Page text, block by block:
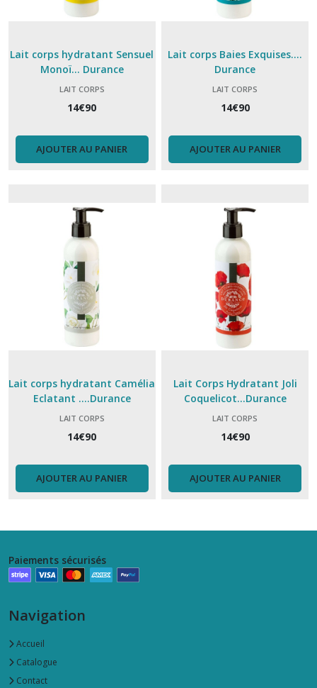
Lait corps hydratant Sensuel
Monoï... Durance
LAIT CORPS
14€90
AJOUTER AU PANIER
Lait corps Baies Exquises....
Durance
LAIT CORPS
14€90
AJOUTER AU PANIER
Lait corps hydratant Camélia
Eclatant ....Durance
LAIT CORPS
14€90
AJOUTER AU PANIER
Lait Corps Hydratant Joli
Coquelicot...Durance
LAIT CORPS
14€90
AJOUTER AU PANIER
Paiements sécurisés
Navigation
Accueil
Catalogue
Contact